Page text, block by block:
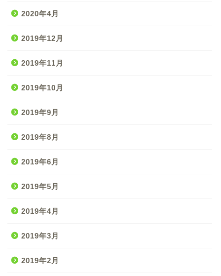
2020年4月
2019年12月
2019年11月
2019年10月
2019年9月
2019年8月
2019年6月
2019年5月
2019年4月
2019年3月
2019年2月